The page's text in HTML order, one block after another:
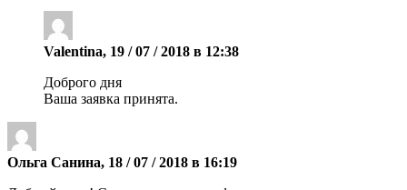
Valentina, 19 / 07 / 2018 в 12:38
Доброго дня
Ваша заявка принята.
Ольга Санина, 18 / 07 / 2018 в 16:19